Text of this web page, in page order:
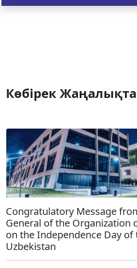
Көбірек
Congratulatory Message
General of the Organization
on the Independence Day of
Uzbekistan